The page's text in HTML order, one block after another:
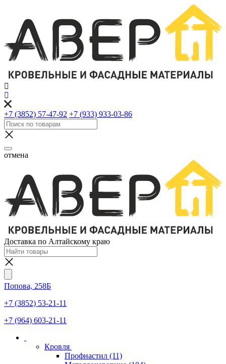
+7 (3852) 57-47-92 +7 (933) 933-03-86
отмена
Доставка по Алтайскому краю
Попова, 258Б
+7 (3852) 53-21-11
+7 (964) 603-21-11
Кровля
Профнастил (11)